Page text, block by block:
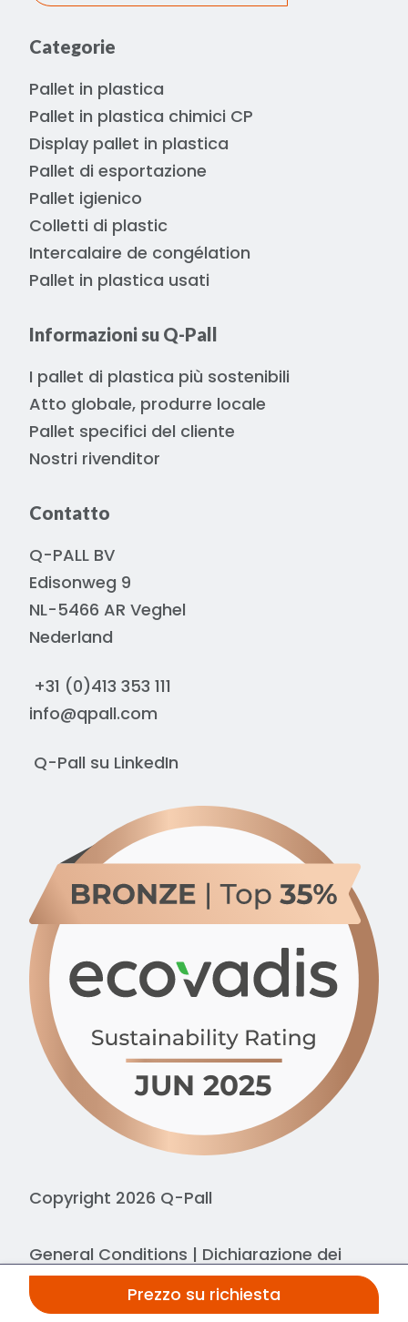
Prezzo su richiesta
Categorie
Pallet in plastica
Pallet in plastica chimici CP
Display pallet in plastica
Pallet di esportazione
Pallet igienico
Colletti di plastic
Intercalaire de congélation
Pallet in plastica usati
Informazioni su Q-Pall
I pallet di plastica più sostenibili
Atto globale, produrre locale
Pallet specifici del cliente
Nostri rivenditor
Contatto
Q-PALL BV
Edisonweg 9
NL-5466 AR Veghel
Nederland
+31 (0)413 353 111
info@qpall.com
Q-Pall su LinkedIn
Copyright 2026 Q-Pall
General Conditions | Dichiarazione dei
cookie|Dichiarazione sulla privacy